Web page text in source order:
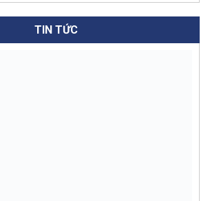
TIN TỨC